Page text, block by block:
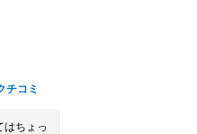
チコミ
ちょっ